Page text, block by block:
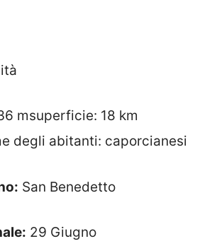
msuperficie: 18 km
degli abitanti: caporcianesi
San Benedetto
29 Giugno